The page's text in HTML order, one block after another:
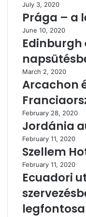
July 3, 2020
Prága – a
June 10, 2020
Edinburgh
March 2, 2020
Arcachon
February 28, 2020
Jordánia
February 11, 2020
Szellem
February 11, 2020
Ecuadori